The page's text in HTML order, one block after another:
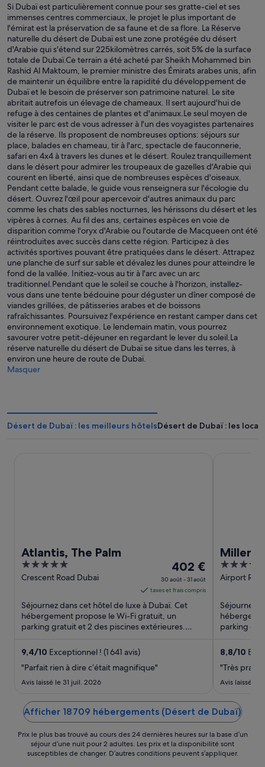
Si Dubaï est particulièrement connue pour ses gratte-ciel et ses
immenses centres commerciaux, le projet le plus important de
l'émirat est la préservation de sa faune et de sa flore. La Réserve
naturelle du désert de Dubaï est une zone protégée du désert
d'Arabie qui s'étend sur 225kilomètres carrés, soit 5% de la surface
totale de Dubaï.Ce terrain a été acheté par Sheikh Mohammed bin
Rashid Al Maktoum, le premier ministre des Émirats arabes unis, afin
de maintenir un équilibre entre la rapidité du développement de
Dubaï et le besoin de préserver son patrimoine naturel. Le site
abritait autrefois un élevage de chameaux. Il sert aujourd'hui de
refuge à des centaines de plantes et d'animaux.Le seul moyen de
visiter le parc est de vous adresser à l'un des voyagistes partenaires
de la réserve. Ils proposent de nombreuses options: séjours sur
place, balades en chameau, tir à l'arc, spectacle de fauconnerie,
safari en 4x4 à travers les dunes et le désert. Roulez tranquillement
dans le désert pour admirer les troupeaux de gazelles d'Arabie qui
courent en liberté, ainsi que de nombreuses espèces d'oiseaux.
Pendant cette balade, le guide vous renseignera sur l'écologie du
désert. Ouvrez l'œil pour apercevoir d'autres animaux du parc
comme les chats des sables nocturnes, les hérissons du désert et les
vipères à cornes. Au fil des ans, certaines espèces en voie de
disparition comme l'oryx d'Arabie ou l'outarde de Macqueen ont été
réintroduites avec succès dans cette région. Participez à des
activités sportives pouvant être pratiquées dans le désert. Attrapez
une planche de surf sur sable et dévalez les dunes pour atteindre le
fond de la vallée. Initiez-vous au tir à l'arc avec un arc
traditionnel.Pendant que le soleil se couche à l'horizon, installez-
vous dans une tente bédouine pour déguster un dîner composé de
viandes grillées, de pâtisseries arabes et de boissons
rafraîchissantes. Poursuivez l'expérience en restant camper dans cet
environnement exotique. Le lendemain matin, vous pourrez
savourer votre petit-déjeuner en regardant le lever du soleil.La
réserve naturelle du désert de Dubaï se situe dans les terres, à
environ une heure de route de Dubaï.
Masquer
Désert de Dubaï : les meilleurs hôtelsDésert de Dubaï : les
Atlantis, The Palm
5
out
5
Crescent Road Dubai
Le
prix
est
de 402 €
par
nuit
402 €
30 août - 31 août
taxes et frais compris
Séjournez dans cet hôtel de luxe à Dubaï. Cet
hébergement propose le Wi-Fi gratuit, un
parking gratuit et 2 des piscines extérieures.
9,4/10 Exceptionnel ! (1 641 avis)
"Parfait rien à dire c’était magnifique"
Avis laissé le 31 juil. 2026
4
out
5
Airport
Séjournez
parking
8,8/10
"Très
Avis laissé le
Afficher 18 709 hébergements (Désert de Dubaï)
Prix le plus bas trouvé au cours des 24 dernières heures sur la base d’un
séjour d’une nuit pour 2 adultes. Les prix et la disponibilité sont
susceptibles de changer. D’autres conditions peuvent s’appliquer.